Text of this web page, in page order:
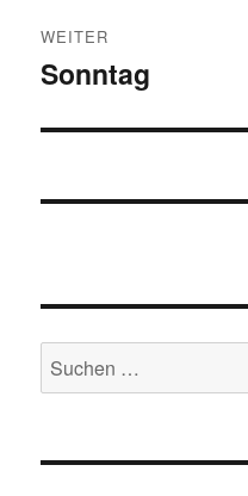
WEITER
Nächster
Sonntag
Suchen
nach: